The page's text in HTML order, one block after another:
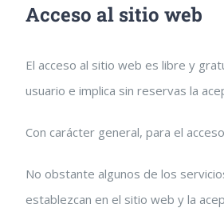
Acceso al sitio web
El acceso al sitio web es libre y
usuario e implica sin reservas la
Con carácter general, para el
No obstante algunos de los
establezcan en el sitio web y la